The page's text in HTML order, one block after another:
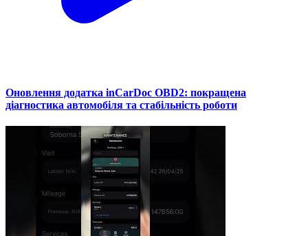
Оновлення додатка inCarDoc OBD2: покращена
діагностика автомобіля та стабільність роботи